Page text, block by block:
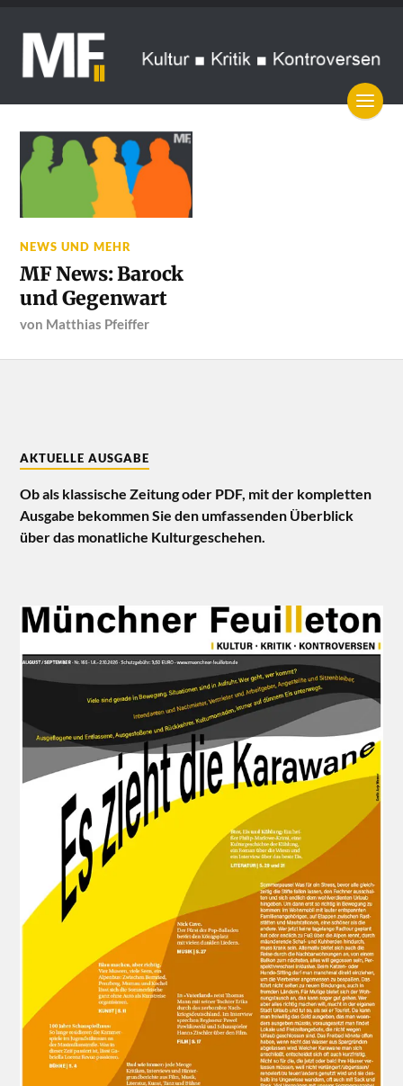
NEWS UND MEHR
MF News: Barock
und Gegenwart
von Matthias Pfeiffer
AKTUELLE AUSGABE
Ob als klassische Zeitung oder PDF, mit der kompletten
Ausgabe bekommen Sie den umfassenden Überblick
über das monatliche Kulturgeschehen.